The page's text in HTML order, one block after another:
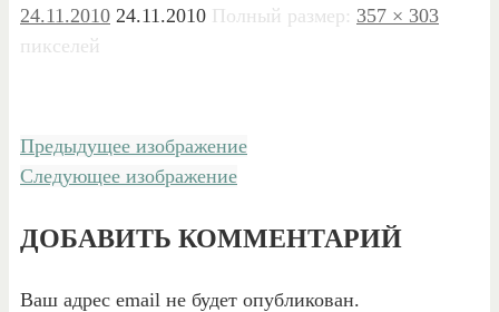
24.11.2010 24.11.2010 Полный размер: 357 × 303
пикселей
Предыдущее изображение
Следующее изображение
ДОБАВИТЬ КОММЕНТАРИЙ
Ваш адрес email не будет опубликован.